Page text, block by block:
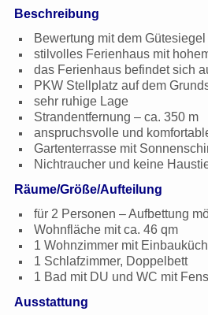
Beschreibung
Bewertung mit dem
stilvolles Ferienhaus mit
das Ferienhaus befindet sich
PKW Stellplatz auf dem
sehr ruhige Lage
Strandentfernung – ca. 350 m
anspruchsvolle und
Gartenterrasse mit
Nichtraucher und keine
Räume/Größe/Aufteilung
für 2 Personen – Aufbettung
Wohnfläche mit ca. 46 qm
1 Wohnzimmer mit
1 Schlafzimmer, Doppelbett
1 Bad mit DU und WC mit
Ausstattung